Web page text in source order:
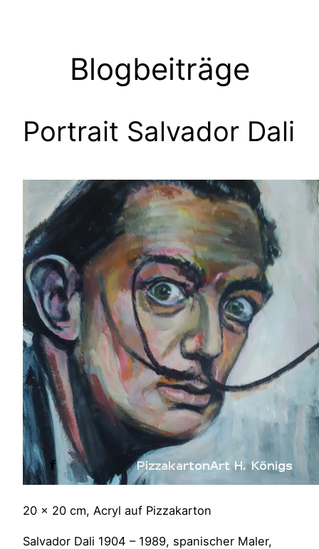
Blogbeiträge
Portrait Salvador Dali
20 x 20 cm, Acryl auf Pizzakarton
Salvador Dali 1904 – 1989, spanischer Maler,